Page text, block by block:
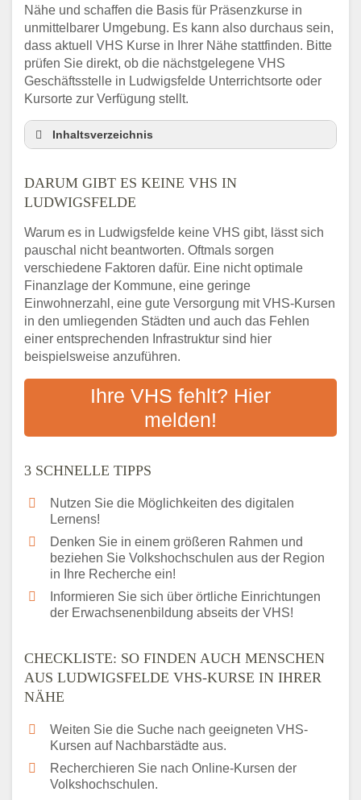
Nähe und schaffen die Basis für Präsenzkurse in
unmittelbarer Umgebung. Es kann also durchaus sein,
dass aktuell VHS Kurse in Ihrer Nähe stattfinden. Bitte
prüfen Sie direkt, ob die nächstgelegene VHS
Geschäftsstelle in Ludwigsfelde Unterrichtsorte oder
Kursorte zur Verfügung stellt.
Inhaltsverzeichnis
3 schnelle Tipps
Checkliste: So finden auch Menschen aus
Abendschule in der Region rund um
Ludwigsfelde
VHS steht für Erwachsenenbildung
Online-Kurse: Alternative Angebote zum
VHS-Kurs
Vor- und Nachteile von Online-Kursen
Checkliste: Darauf kommt es bei
Bildungsangeboten an
Das bundesweite Volkshochschulwesen
DARUM GIBT ES KEINE VHS IN
LUDWIGSFELDE
Warum es in Ludwigsfelde keine VHS gibt, lässt sich
pauschal nicht beantworten. Oftmals sorgen
verschiedene Faktoren dafür. Eine nicht optimale
Finanzlage der Kommune, eine geringe
Einwohnerzahl, eine gute Versorgung mit VHS-Kursen
in den umliegenden Städten und auch das Fehlen
einer entsprechenden Infrastruktur sind hier
beispielsweise anzuführen.
Ihre VHS fehlt? Hier
melden!
3 SCHNELLE TIPPS
Nutzen Sie die Möglichkeiten des digitalen
Lernens!
Denken Sie in einem größeren Rahmen und
beziehen Sie Volkshochschulen aus der Region
in Ihre Recherche ein!
Informieren Sie sich über örtliche Einrichtungen
der Erwachsenenbildung abseits der VHS!
CHECKLISTE: SO FINDEN AUCH MENSCHEN
AUS LUDWIGSFELDE VHS-KURSE IN IHRER
NÄHE
Weiten Sie die Suche nach geeigneten VHS-
Kursen auf Nachbarstädte aus.
Recherchieren Sie nach Online-Kursen der
Volkshochschulen.